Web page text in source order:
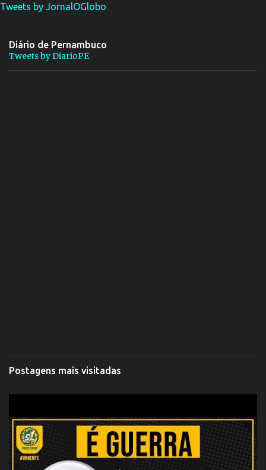
Tweets by JornalOGlobo
Diário de Pernambuco
Tweets by DiarioPE
Postagens mais visitadas